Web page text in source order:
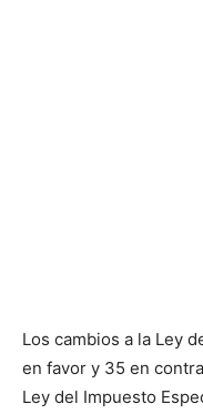
Los cambios a la Ley
en favor y 35 en
Ley del Impuesto